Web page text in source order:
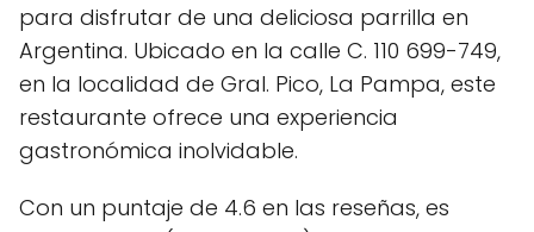
para disfrutar de una deliciosa parrilla en
Argentina. Ubicado en la calle C. 110 699-749,
en la localidad de Gral. Pico, La Pampa, este
restaurante ofrece una experiencia
gastronómica inolvidable.
Con un puntaje de 4.6 en las reseñas, es